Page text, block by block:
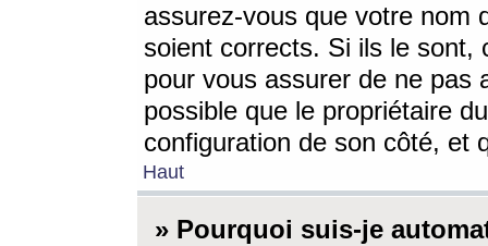
assurez-vous que votre nom
soient corrects. Si ils le sont,
pour vous assurer de ne pas
possible que le propriétaire
configuration de son côté, et
Haut
» Pourquoi suis-je